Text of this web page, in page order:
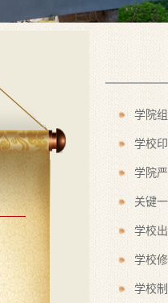
学院
学校
学院
关键
学校
学校
学校